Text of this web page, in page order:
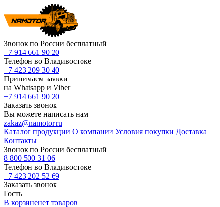
Звонок по России бесплатный
+7 914 661 90 20
Телефон во Владивостоке
+7 423 209 30 40
Принимаем заявки
на Whatsapp и Viber
+7 914 661 90 20
Заказать звонок
Вы можете написать нам
zakaz@namotor.ru
Каталог продукции О компании Условия покупки Доставка
Контакты
Звонок по России бесплатный
8 800 500 31 06
Телефон во Владивостоке
+7 423 202 52 69
Заказать звонок
Гость
В корзиненет товаров